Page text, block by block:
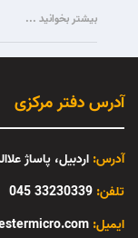
بیشتر بخوانید ...
آدرس دفتر مرکزی
آدرس: اردبیل، پاساژ
تلفن: 33230339 045
:ایمیل